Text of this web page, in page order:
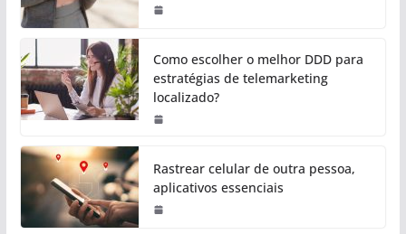
Como escolher o melhor DDD para
estratégias de telemarketing
localizado?
Rastrear celular de outra pessoa,
aplicativos essenciais